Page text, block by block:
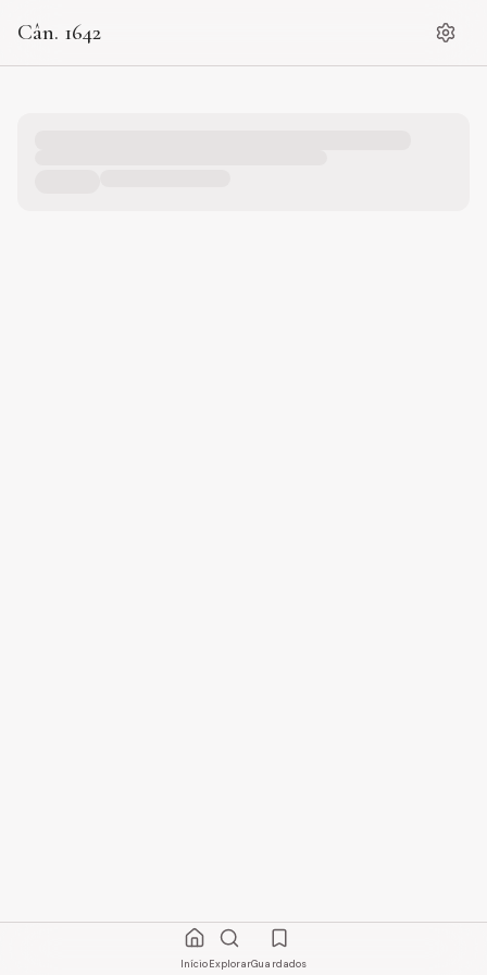
Cân. 1642
InícioExplorarGuardados